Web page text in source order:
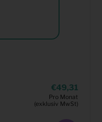
49,31
Pro Monat
(exklusiv MwSt)